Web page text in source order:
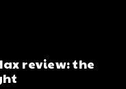
review: the